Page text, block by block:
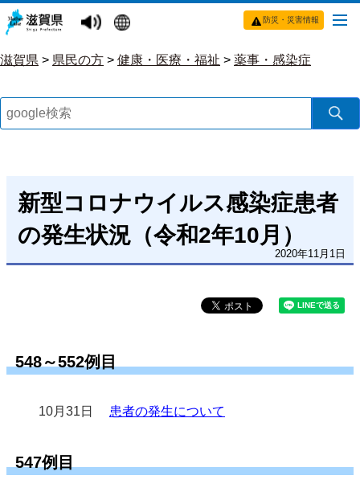
防災・災害情報
滋賀県 > 県民の方 > 健康・医療・福祉 > 薬事・感染症
新型コロナウイルス感染症患者
の発生状況（令和2年10月）
2020年11月1日
548～552例目
10月31日 患者の発生について
547例目